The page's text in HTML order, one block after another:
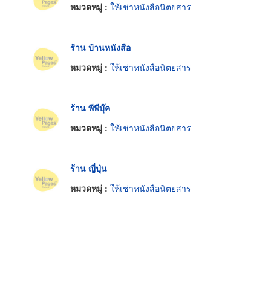
หมวดหมู่ : ให้เช่าหนังสือนิตยสาร
ร้าน บ้านหนังสือ
หมวดหมู่ : ให้เช่าหนังสือนิตยสาร
ร้าน พีพีบุ๊ค
หมวดหมู่ : ให้เช่าหนังสือนิตยสาร
ร้าน ญี่ปุ่น
หมวดหมู่ : ให้เช่าหนังสือนิตยสาร